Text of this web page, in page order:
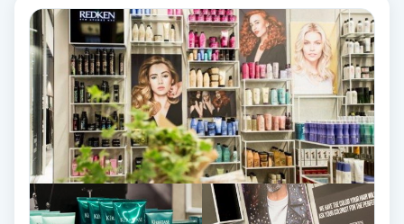
Ansiktsbehandling djuprengörande
Babylights
Balayage
Bambumassage